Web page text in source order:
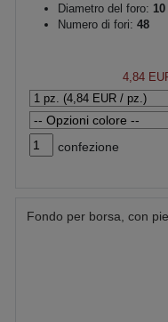
Diametro del foro:
Numero di fori: 48
4,84
confezione
Fondo per borsa, con